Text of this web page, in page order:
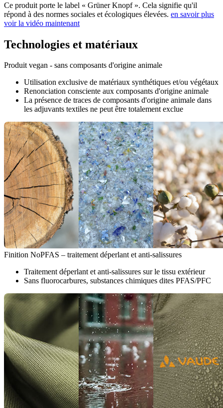
Ce produit porte le label « Grüner Knopf ». Cela signifie qu'il
répond à des normes sociales et écologiques élevées. en savoir plus
voir la vidéo maintenant
Technologies et matériaux
Produit vegan - sans composants d'origine animale
Utilisation exclusive de matériaux synthétiques et/ou végétaux
Renonciation consciente aux composants d'origine animale
La présence de traces de composants d'origine animale dans
les adjuvants textiles ne peut être totalement exclue
Finition NoPFAS – traitement déperlant et anti-salissures
Traitement déperlant et anti-salissures sur le tissu extérieur
Sans fluorocarbures, substances chimiques dites PFAS/PFC